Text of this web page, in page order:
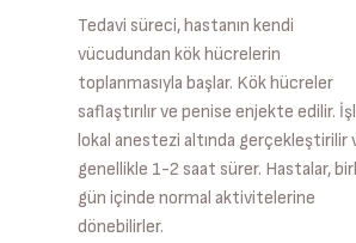
Tedavi süreci, hastanın kendi
vücudundan kök hücrelerin
toplanmasıyla başlar. Kök hücreler
saflaştırılır ve penise enjekte edilir.
lokal anestezi altında gerçekleştirilir
genellikle 1-2 saat sürer. Hastalar,
gün içinde normal aktivitelerine
dönebilirler.